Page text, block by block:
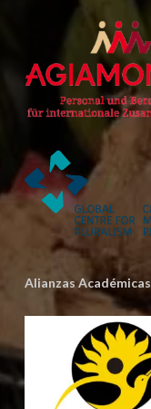
Alianzas Académicas